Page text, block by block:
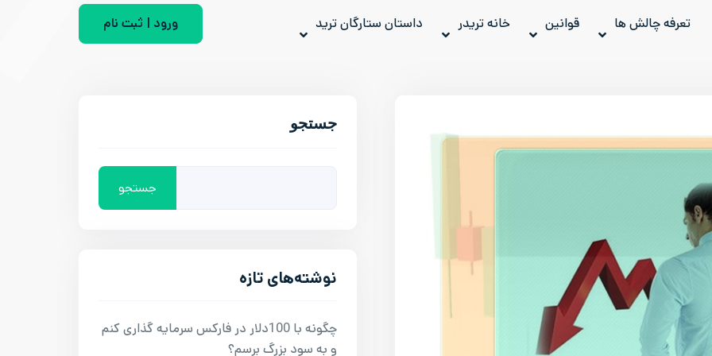
تعرفه چالش ها قوانین خانه تریدر داستان ستارگان ترید ورود | ثبت نام
جستجو
جستجو
نوشته‌های تازه
چگونه با 100دلار در فارکس سرمایه گذاری کنم
و به سود بزرگ برسم؟